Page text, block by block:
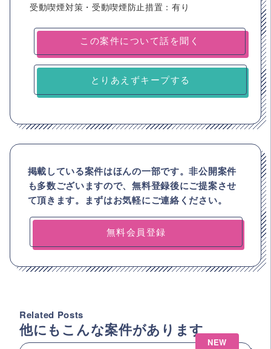
受動喫煙対策・受動喫煙防止措置：有り
とりあえずキープする
掲載している案件はほんの一部です。非公開案件
も多数ございますので、無料登録後にご提案させ
て頂きます。まずはお気軽にご連絡ください。
無料会員登録
Related Posts
他にもこんな案件があります
NEW